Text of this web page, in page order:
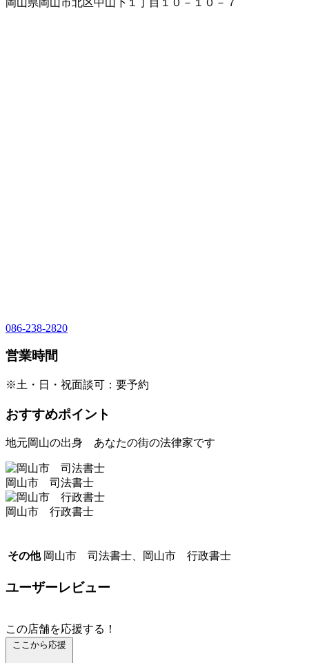
086-238-2820
営業時間
※土・日・祝面談可：要予約
おすすめポイント
地元岡山の出身 あなたの街の法律家です
岡山市 司法書士
岡山市 行政書士
その他 岡山市 司法書士、岡山市 行政書士
ユーザーレビュー
この店舗を応援する！
ここから応援